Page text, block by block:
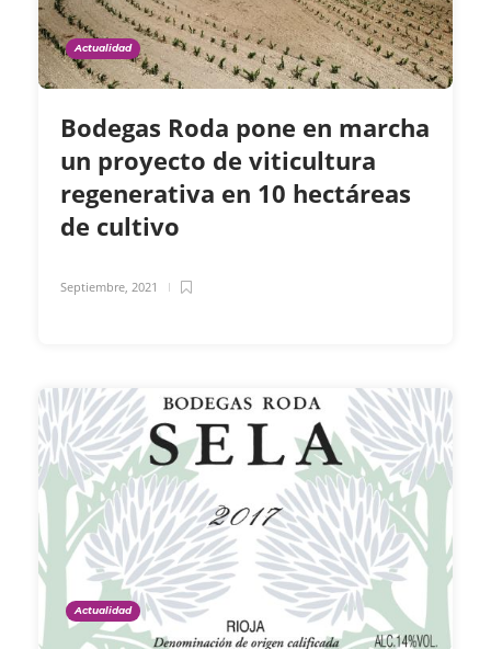
Actualidad
Bodegas Roda pone en marcha
un proyecto de viticultura
regenerativa en 10 hectáreas
de cultivo
Septiembre, 2021
Actualidad